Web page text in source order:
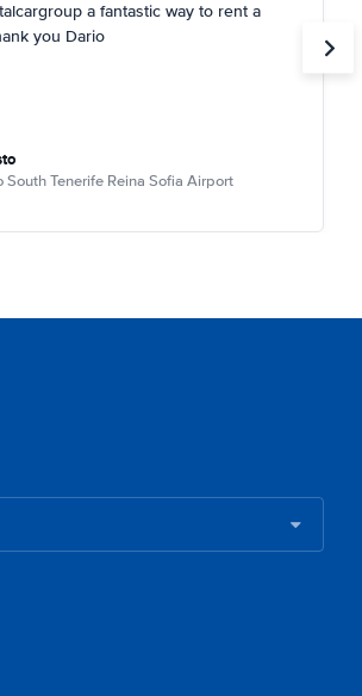
a fantastic way to rent a
you Dario
South Tenerife Reina Sofia Airport